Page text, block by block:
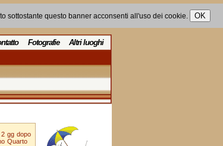
sottostante questo banner acconsenti all'uso dei cookie.
Fotografie Altri luoghi
2 gg dopo
Quarto